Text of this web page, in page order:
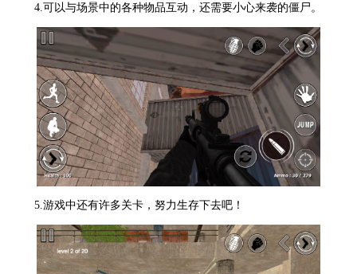
4.可以与场景中的各种物品互动，还需要小心来袭的僵尸。
5.游戏中还有许多关卡，努力生存下去吧！